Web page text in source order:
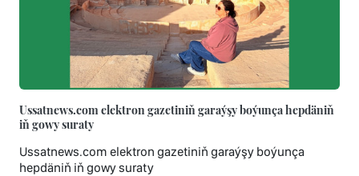
Ussatnews.com elektron gazetiniň garaýşy boýunça hepdäniň
iň gowy suraty
Ussatnews.com elektron gazetiniň garaýşy boýunça
hepdäniň iň gowy suraty